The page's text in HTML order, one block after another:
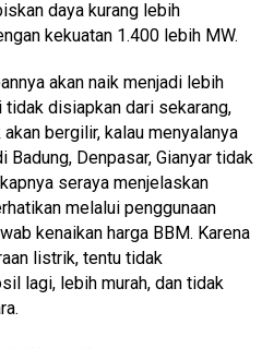
daya kurang lebih
kekuatan 1.400 lebih MW.
akan naik menjadi lebih
tidak disiapkan dari sekarang,
bergilir, kalau menyalanya
Denpasar, Gianyar tidak
seraya menjelaskan
melalui penggunaan
kenaikan harga BBM. Karena
listrik, tentu tidak
lagi, lebih murah, dan tidak